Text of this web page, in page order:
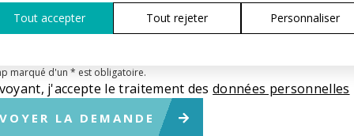
Tout accepter Tout rejeter Personnaliser
marqué d'un * est obligatoire.
j'accepte le traitement desdonnées personnelles
LA DEMANDE